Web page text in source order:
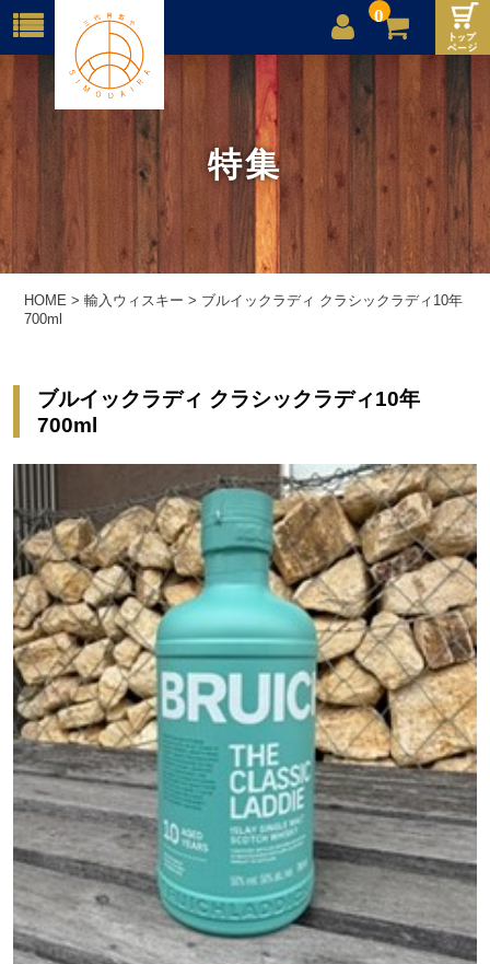
0
店舗案内
ご利用案内
送料
お問合せ
特集
HOME >輸入ウィスキー > ブルイックラディ クラシックラディ10年
700ml
ブルイックラディ クラシックラディ10年
700ml